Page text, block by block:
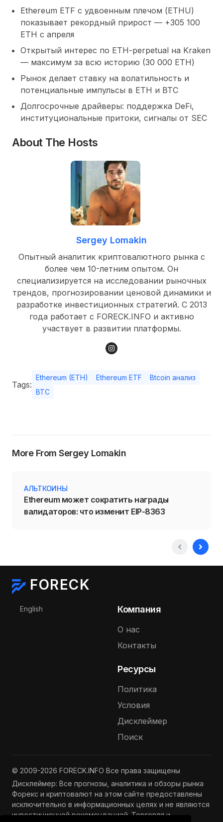
Ethereum ETF с удвоенным плечом (ETHU)
показывает рекордный прирост — +305 100
ETH с апреля
Открытый интерес по ETH-perpetual на Kraken
— максимум за всю историю (30 000 ETH)
Рынок делает ставку на волатильность и
потенциальные импульсы в ETH и BTC
Долгосрочные драйверы: поддержка DeFi,
институциональные притоки, сигналы от SEC
About The Hosts
Sergey Lomakin
Опытный аналитик криптовалютного рынка с
более чем 10-летним опытом. Он
специализируется на исследовании рыночных
трендов, прогнозировании ценовой динамики и
разработке инвестиционных стратегий. С 2013
года работает с FORECK.INFO и активно
участвует в развитии платформы.
Tags:
Ethereum (ETH) Ethereum ETF
Btcoin анализ
BTC
More From Sergey Lomakin
АЛЬТКОИНЫ
Ethereum может сократить награды
валидаторов: что изменит EIP-8363
FORECK
Выберите язык
English Компания
О нас
Контакты
Ресурсы
Политика
Условия
Дисклеймер
Поиск
© 2009-2026 FORECK.INFO Все права защищены
Дисклеймер: Все прогнозы, аналитика и обзоры рынка
Форекс и криптовалют на этом сайте предоставлены
исключительно в информационных целях и не являются
инвестиционной рекомендацией. Торговля и